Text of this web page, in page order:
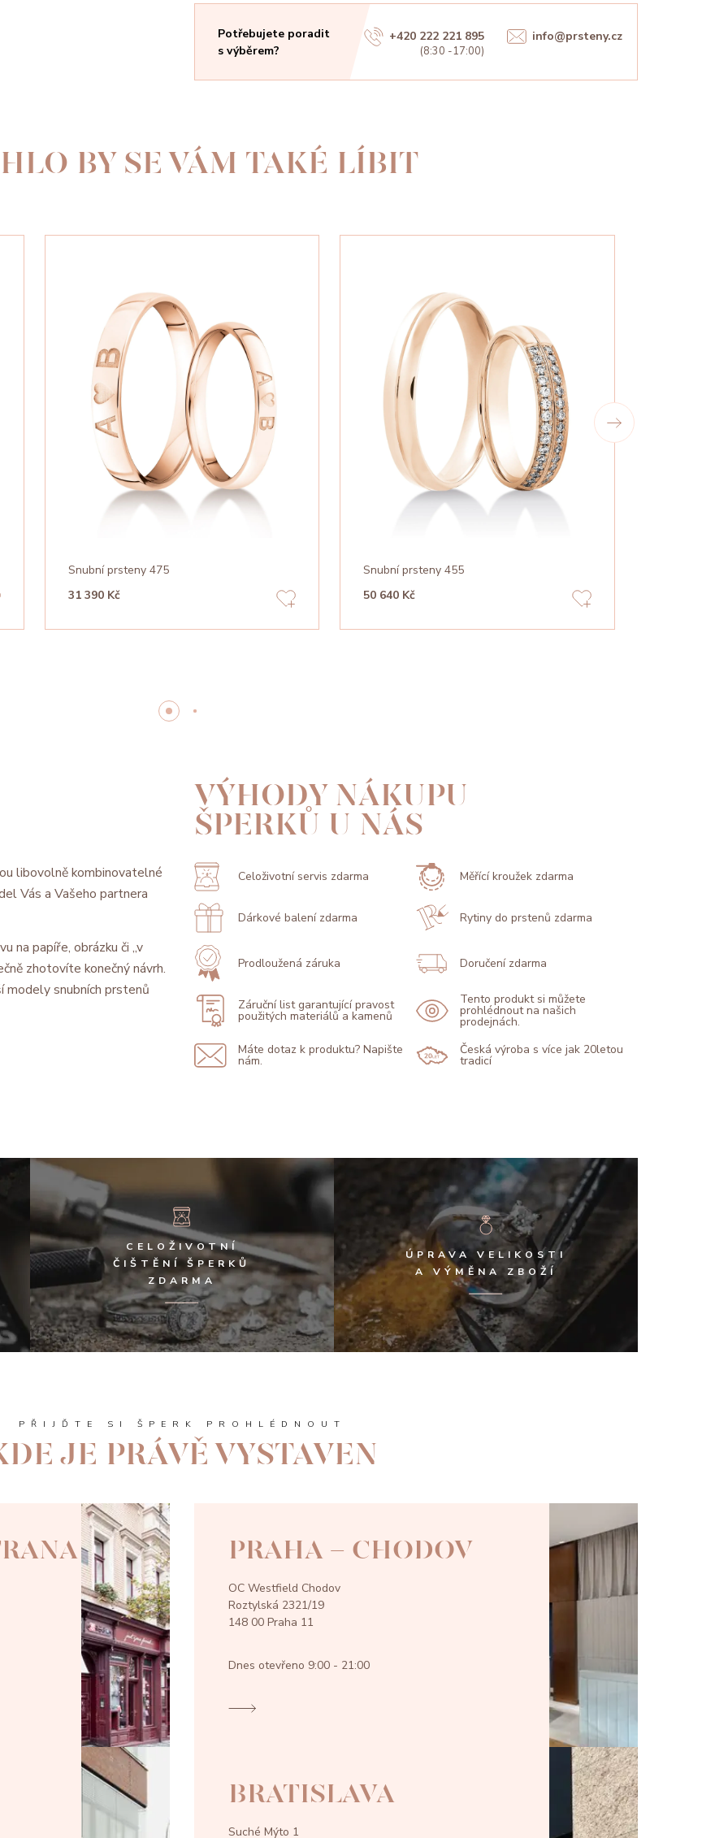
Potřebujete poradit
s výběrem?
+420 222 221 895
(8:30 -17:00)
info@prsteny.cz
BY SE VÁM TAKÉ LÍBIT
Snubní prsteny 475
31 390 Kč
Snubní prsteny 455
50 640 Kč
libovolně kombinovatelné
Vás a Vašeho partnera
na papíře, obrázku či „v
zhotovíte konečný návrh.
modely snubních prstenů
VÝHODY NÁKUPU
ŠPERKŮ U NÁS
Celoživotní servis zdarma Měřící kroužek zdarma
Dárkové balení zdarma Rytiny do prstenů zdarma
Prodloužená záruka Doručení zdarma
Záruční list garantující pravost
použitých materiálů a kamenů
Tento produkt si můžete
prohlédnout na našich
prodejnách.
Máte dotaz k produktu? Napište
nám.
Česká výroba s více jak 20letou
tradicí
CELOŽIVOTNÍ
ČIŠTĚNÍ ŠPERKŮ
ZDARMA
ÚPRAVA VELIKOSTI
A VÝMĚNA ZBOŽÍ
PŘIJĎTE SI ŠPERK PROHLÉDNOUT
JE PRÁVĚ VYSTAVEN
PRAHA - CHODOV
OC Westfield Chodov
Roztylská 2321/19
148 00 Praha 11
Dnes otevřeno 9:00 - 21:00
BRATISLAVA
Suché Mýto 1